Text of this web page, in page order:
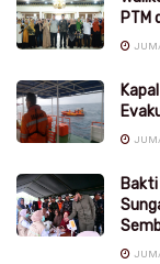
PTM